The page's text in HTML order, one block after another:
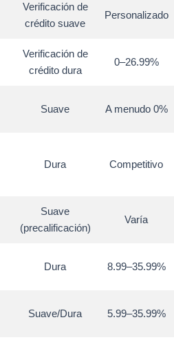
Verificación de
crédito suave
Personalizado
Verificación de
crédito dura
0–26.99%
Suave A menudo 0%
Dura Competitivo
Suave
(precalificación)
Varía
Dura 8.99–35.99%
Suave/Dura 5.99–35.99%